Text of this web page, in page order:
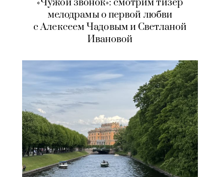
«Чужой звонок»: смотрим тизер
мелодрамы о первой любви
с Алексеем Чадовым и Светланой
Ивановой